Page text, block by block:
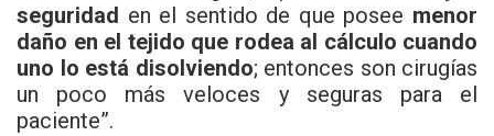
seguridad en el sentido de que posee menor
daño en el tejido que rodea al cálculo cuando
uno lo está disolviendo; entonces son cirugías
un poco más veloces y seguras para el
paciente”.